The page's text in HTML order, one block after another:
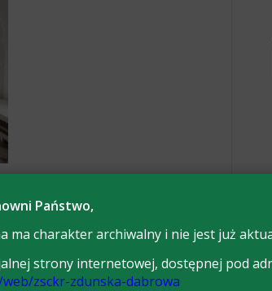
Państwo,
ma charakter archiwalny i nie jest już
strony internetowej, dostępnej pod
zsckr-zdunska-dabrowa